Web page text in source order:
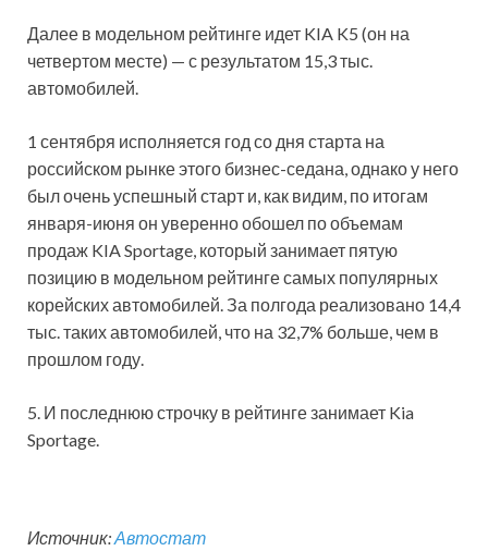
Далее в модельном рейтинге идет KIA K5 (он на
четвертом месте) — с результатом 15,3 тыс.
автомобилей.
1 сентября исполняется год со дня старта на
российском рынке этого бизнес-седана, однако у него
был очень успешный старт и, как видим, по итогам
января-июня он уверенно обошел по объемам
продаж KIA Sportage, который занимает пятую
позицию в модельном рейтинге самых популярных
корейских автомобилей. За полгода реализовано 14,4
тыс. таких автомобилей, что на 32,7% больше, чем в
прошлом году.
5. И последнюю строчку в рейтинге занимает Kia
Sportage.
Источник:Автостат